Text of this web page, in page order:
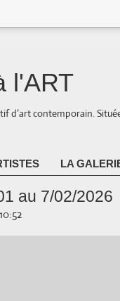
l'ART
d’art contemporain.
LA
au 7/02/2026